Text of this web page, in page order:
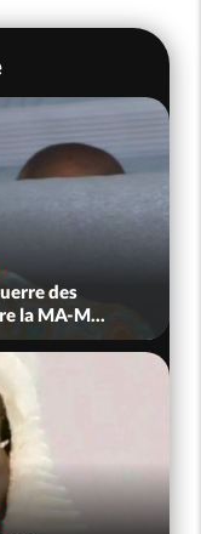
des
la MA-M...